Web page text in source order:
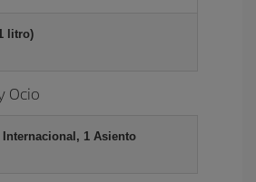
litro)
Ocio
1 Asiento